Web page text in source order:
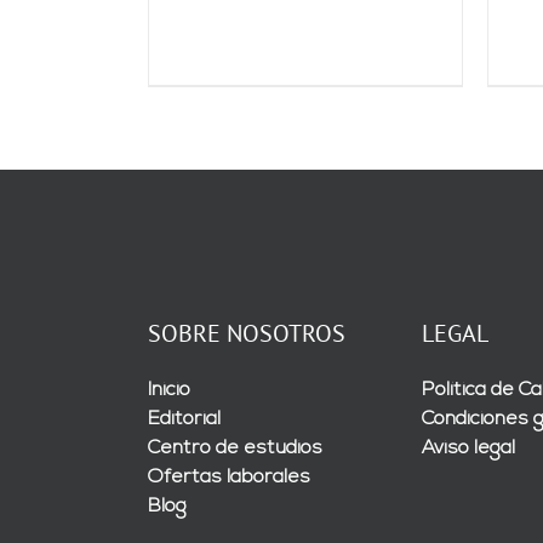
SOBRE NOSOTROS
Inicio
Editorial
Centro de estudios
Ofertas laborales
Blog
LEGAL
Política de
Condiciones
Aviso legal